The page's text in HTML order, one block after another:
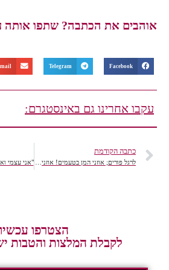
אוהבים את הכתבה? שתפו אותה
Facebook
Telegram
עקבו אחרינו גם באינסטגרם:
כתבה הקודמת
הצטרפו עכשיו
לקבלת המלצות והטבות